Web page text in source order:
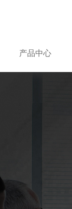
产品中心